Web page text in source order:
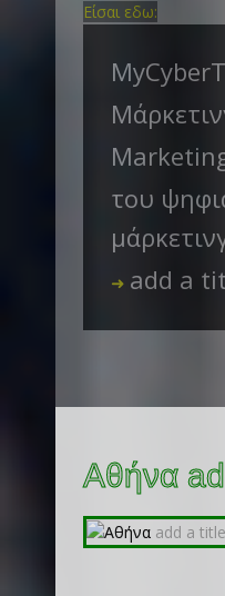
Είσαι εδω:
του
➜ add a
Αθήνα